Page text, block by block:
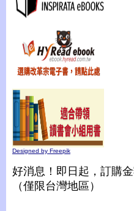
Designed by Freepik
好消息！即日起，訂購
（僅限台灣地區）